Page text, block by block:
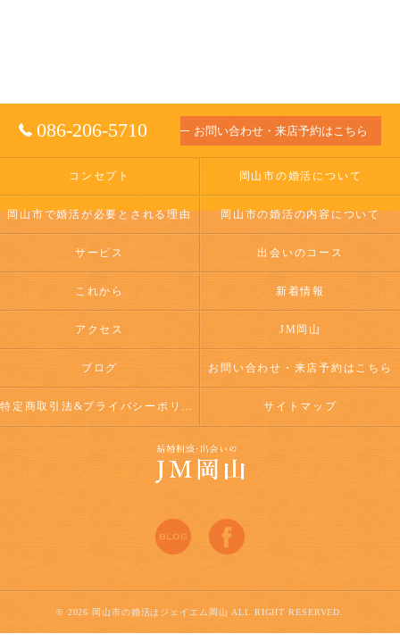
086-206-5710 お問い合わせ・来店予約はこちら
コンセプト 岡山市の婚活について
岡山市で婚活が必要とされる理由 岡山市の婚活の内容について
サービス 出会いのコース
これから 新着情報
アクセス JM岡山
ブログ お問い合わせ・来店予約はこちら
特定商取引法&プライバシーポリシー サイトマップ
© 2026 岡山市の婚活はジェイエム岡山 ALL RIGHT RESERVED.